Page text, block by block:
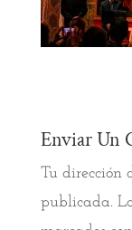
Enviar Un
Tu dirección
publicada.